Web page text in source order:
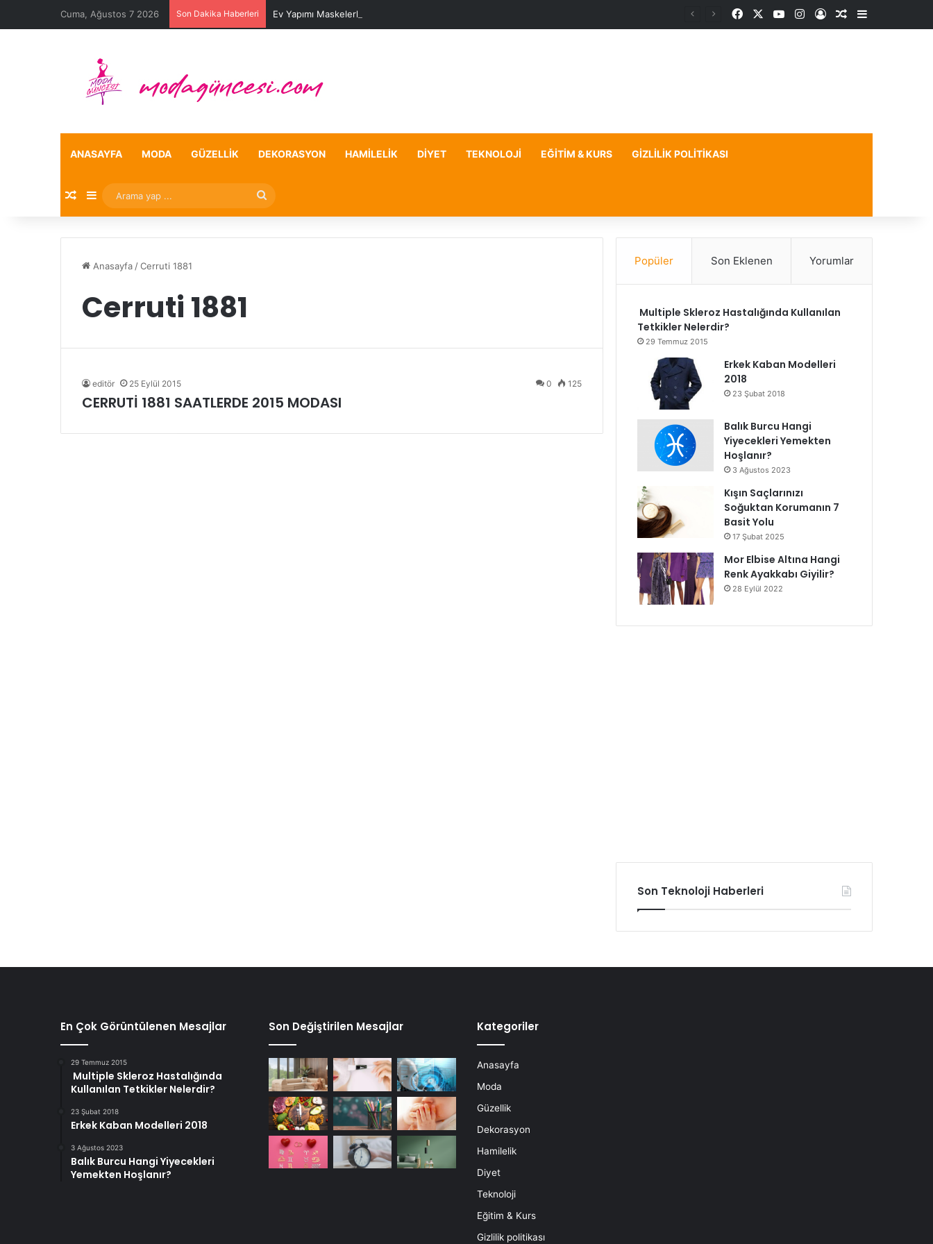
Cuma, Ağustos 7 2026 Son Dakika Haberleri Ev Yapımı Maskelerle Leke Sorununa Çözüm Önerileri FacebookYouTubeInstagram
Kayıt OlRastgele Makale
Kenar
ANASAYFA MODA GÜZELLIK DEKORASYON HAMILELIK DIYET TEKNOLOJI EĞITIM & KURS GIZLILIK POLITIKASI
Rastgele Makale
Kenar Bölmesi
Arama
yap
Anasayfa /Cerruti 1881
Cerruti 1881
editör 25 Eylül 2015 0 125
CERRUTİ 1881 SAATLERDE 2015 MODASI
Popüler Son Eklenen Yorumlar
Multiple Skleroz Hastalığında Kullanılan
Tetkikler Nelerdir?
29 Temmuz 2015
Erkek Kaban Modelleri
2018
23 Şubat 2018
Balık Burcu Hangi
Yiyecekleri Yemekten
Hoşlanır?
3 Ağustos 2023
Kışın Saçlarınızı
Soğuktan Korumanın 7
Basit Yolu
17 Şubat 2025
Mor Elbise Altına Hangi
Renk Ayakkabı Giyilir?
28 Eylül 2022
Son Teknoloji Haberleri
En Çok Görüntülenen Mesajlar
29 Temmuz 2015
Multiple Skleroz Hastalığında
Kullanılan Tetkikler Nelerdir?
23 Şubat 2018
Erkek Kaban Modelleri 2018
3 Ağustos 2023
Balık Burcu Hangi Yiyecekleri
Yemekten Hoşlanır?
Son Değiştirilen Mesajlar Kategoriler
Anasayfa
Moda
Güzellik
Dekorasyon
Hamilelik
Diyet
Teknoloji
Eğitim & Kurs
Gizlilik politikası